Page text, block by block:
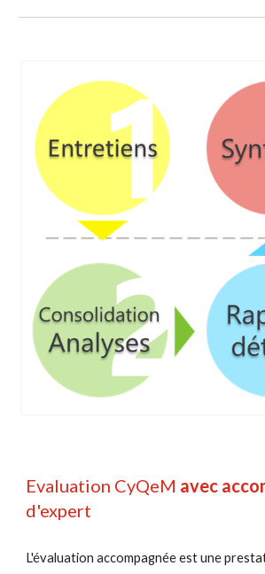
Evaluation CyQeM avec
d'expert
L'évaluation accompagnée est une